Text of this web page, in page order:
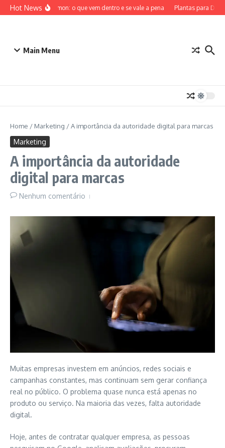
Ir para o conteúdo
Hot NewsETB Pokémon: o que vem dentro e se vale a pena Plantas para
Main Menu
Home / Marketing /A importância da autoridade digital para marcas
Marketing
A importância da autoridade
digital para marcas
Nenhum comentário
Muitas empresas investem em anúncios, redes sociais e
campanhas constantes, mas continuam sem gerar confiança
real no público. O problema quase nunca está apenas no
produto ou serviço. Na maioria das vezes, falta autoridade
digital.
Hoje, antes de contratar qualquer empresa, as pessoas